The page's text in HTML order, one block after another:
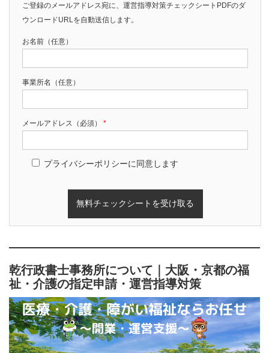
ご登録のメールアドレス宛に、運営指導対策チェックシートPDFのダ
ウンロードURLを自動送信します。
お名前（任意）
事業所名（任意）
メールアドレス（必須） *
プライバシーポリシーに同意します
乾行政書士事務所について｜大阪・京都の福
祉・介護の指定申請・運営指導対策